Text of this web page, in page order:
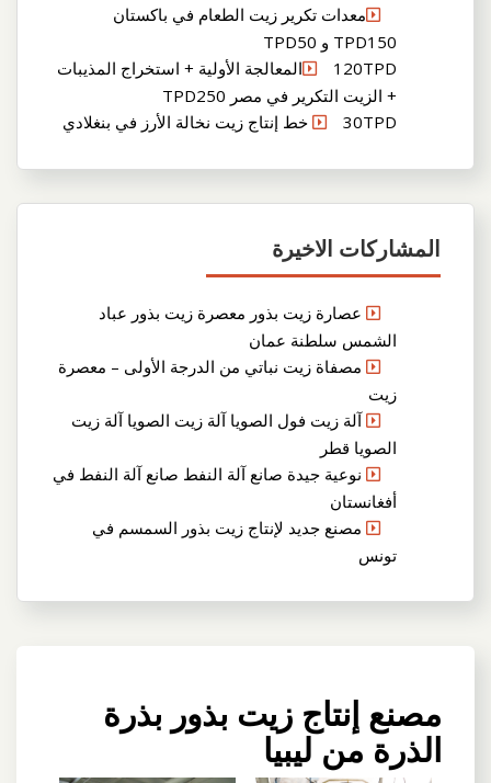
معدات تكرير زيت الطعام في باكستان
TPD150 و TPD50
120TPDالمعالجة الأولية + استخراج المذيبات
+ الزيت التكرير في مصر TPD250
30TPD خط إنتاج زيت نخالة الأرز في بنغلادي
المشاركات الاخيرة
عصارة زيت بذور معصرة زيت بذور عباد
الشمس سلطنة عمان
مصفاة زيت نباتي من الدرجة الأولى – معصرة
زيت
آلة زيت فول الصويا آلة زيت الصويا آلة زيت
الصويا قطر
نوعية جيدة صانع آلة النفط صانع آلة النفط في
أفغانستان
مصنع جديد لإنتاج زيت بذور السمسم في
تونس
مصنع إنتاج زيت بذور بذرة
الذرة من ليبيا